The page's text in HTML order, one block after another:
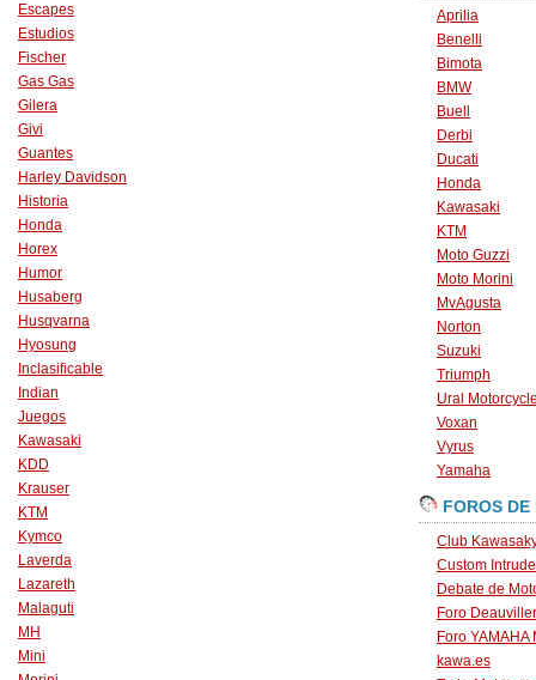
Escapes
Estudios
Fischer
Gas Gas
Gilera
Givi
Guantes
Harley Davidson
Historia
Honda
Horex
Humor
Husaberg
Husqvarna
Hyosung
Inclasificable
Indian
Juegos
Kawasaki
KDD
Krauser
KTM
Kymco
Laverda
Lazareth
Malaguti
MH
Mini
Aprilia
Benelli
Bimota
BMW
Buell
Derbi
Ducati
Honda
Kawasaki
KTM
Moto Guzzi
Moto Morini
MvAgusta
Norton
Suzuki
Triumph
Ural
Voxan
Vyrus
Yamaha
FOROS DE
Club
Custom
Debate de
Foro
Foro YAMAHA
kawa.es